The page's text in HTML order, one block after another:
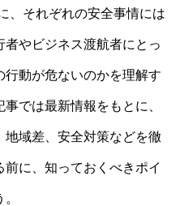
、それぞれの安全事情には
やビジネス渡航者にとっ
動が危ないのかを理解す
では最新情報をもとに、
域差、安全対策などを徹
に、知っておくべきポイ